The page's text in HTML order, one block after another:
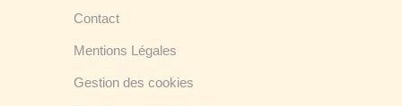
Contact
Mentions Légales
Gestion des cookies